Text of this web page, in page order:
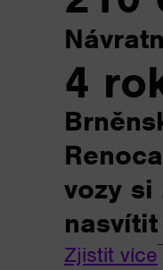
4
vozy si
nasvítit
Zjistit více